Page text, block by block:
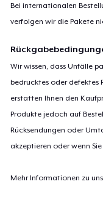
Bei internationalen
verfolgen wir die Pakete
Wir wissen, dass Unfälle
bedrucktes oder defektes
erstatten Ihnen den
Produkte jedoch auf
Rücksendungen oder
akzeptieren oder wenn
Mehr Informationen zu